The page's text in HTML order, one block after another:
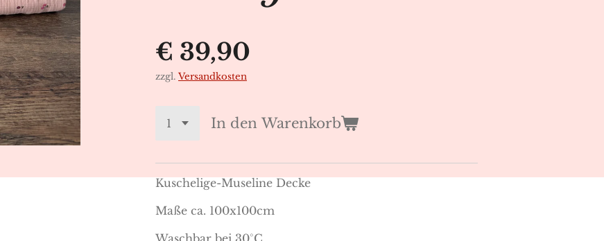
€ 39,90
zzgl. Versandkosten
In den Warenkorb
Kuschelige-Museline Decke
Maße ca. 100x100cm
Waschbar bei 30°C